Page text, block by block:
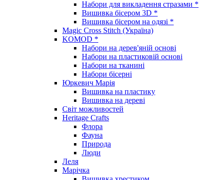
Набори для викладення стразами *
Вишивка бісером 3D *
Вишивка бісером на одязі *
Magic Cross Stitch (Україна)
KOMOD *
Набори на дерев'яній основі
Набори на пластиковій основі
Набори на тканині
Набори бісерні
Юркевич Марія
Вишивка на пластику
Вишивка на дереві
Світ можливостей
Heritage Crafts
Флора
Фауна
Природа
Люди
Леля
Марічка